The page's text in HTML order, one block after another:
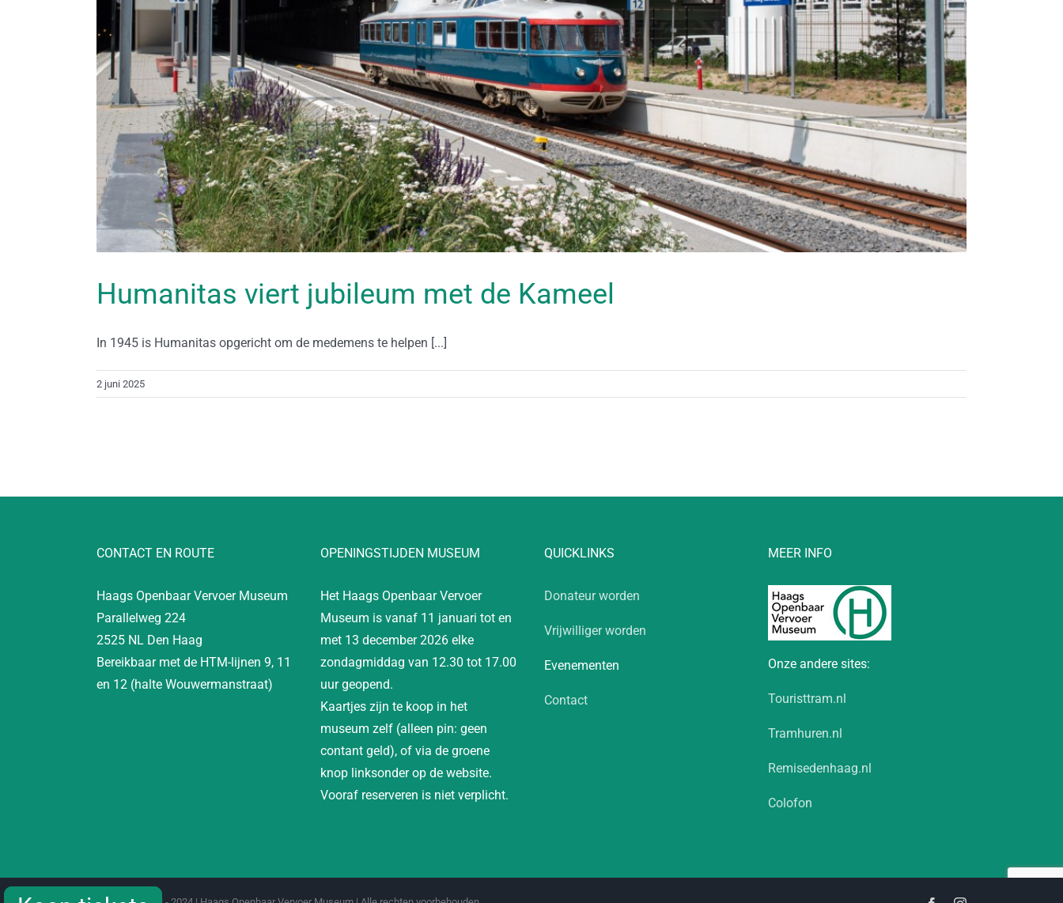
Humanitas viert jubileum met de Kameel
In 1945 is Humanitas opgericht om de medemens te helpen [...]
2 juni 2025
CONTACT EN ROUTE
Haags Openbaar Vervoer Museum
Parallelweg 224
2525 NL Den Haag
Bereikbaar met de HTM-lijnen 9, 11
en 12 (halte Wouwermanstraat)
OPENINGSTIJDEN MUSEUM
Het Haags Openbaar Vervoer
Museum is vanaf 11 januari tot en
met 13 december 2026 elke
zondagmiddag van 12.30 tot 17.00
uur geopend.
Kaartjes zijn te koop in het
museum zelf (alleen pin: geen
contant geld), of via de groene
knop linksonder op de website.
Vooraf reserveren is niet verplicht.
QUICKLINKS
Donateur worden
Vrijwilliger worden
Evenementen
Contact
MEER INFO
Onze andere sites:
Touristtram.nl
Tramhuren.nl
Remisedenhaag.nl
Colofon